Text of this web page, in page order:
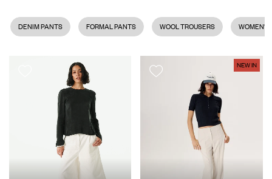
DENIM PANTS FORMAL PANTS WOOL TROUSERS WOMEN'S
NEW IN